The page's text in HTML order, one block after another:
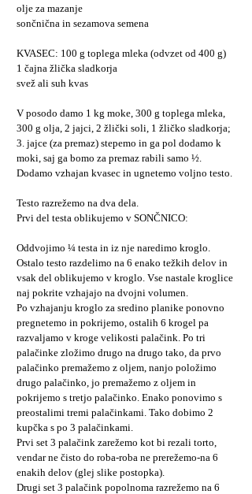
olje za mazanje
sončnična in sezamova semena
KVASEC: 100 g toplega mleka (odvzet od 400 g)
1 čajna žlička sladkorja
svež ali suh kvas
V posodo damo 1 kg moke, 300 g toplega mleka,
300 g olja, 2 jajci, 2 žlički soli, 1 žličko sladkorja;
3. jajce (za premaz) stepemo in ga pol dodamo k
moki, saj ga bomo za premaz rabili samo ½.
Dodamo vzhajan kvasec in ugnetemo voljno testo.
Testo razrežemo na dva dela.
Prvi del testa oblikujemo v SONČNICO:
Oddvojimo ¼ testa in iz nje naredimo kroglo.
Ostalo testo razdelimo na 6 enako težkih delov in
vsak del oblikujemo v kroglo. Vse nastale kroglice
naj pokrite vzhajajo na dvojni volumen.
Po vzhajanju kroglo za sredino planike ponovno
pregnetemo in pokrijemo, ostalih 6 krogel pa
razvaljamo v kroge velikosti palačink. Po tri
palačinke zložimo drugo na drugo tako, da prvo
palačinko premažemo z oljem, nanjo položimo
drugo palačinko, jo premažemo z oljem in
pokrijemo s tretjo palačinko. Enako ponovimo s
preostalimi tremi palačinkami. Tako dobimo 2
kupčka s po 3 palačinkami.
Prvi set 3 palačink zarežemo kot bi rezali torto,
vendar ne čisto do roba-roba ne prerežemo-na 6
enakih delov (glej slike postopka).
Drugi set 3 palačink popolnoma razrežemo na 6